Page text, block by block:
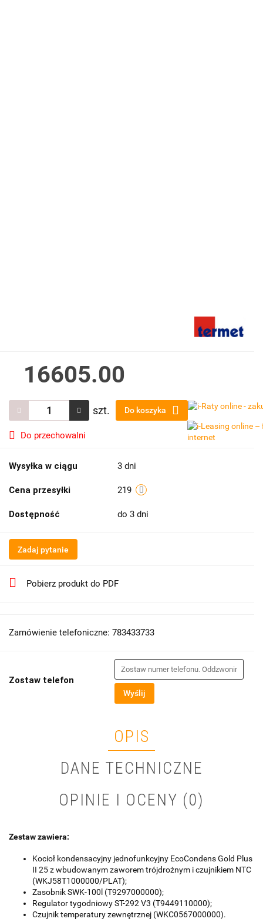
16605.00
szt. Do koszyka
Do przechowalni
Wysyłka w ciągu 3 dni
Cena przesyłki 219
Dostępność do 3 dni
Zadaj pytanie
Pobierz produkt do PDF
Zamówienie telefoniczne: 783433733
Zostaw telefon
Wyślij
OPIS
DANE TECHNICZNE
OPINIE I OCENY (0)
Zestaw zawiera:
Kocioł kondensacyjny jednofunkcyjny EcoCondens Gold Plus
II 25 z wbudowanym zaworem trójdrożnym i czujnikiem NTC
(WKJ58T1000000/PLAT);
Zasobnik SWK-100l (T9297000000);
Regulator tygodniowy ST-292 V3 (T9449110000);
Czujnik temperatury zewnętrznej (WKC0567000000).